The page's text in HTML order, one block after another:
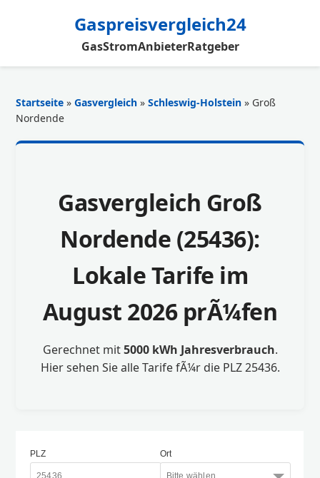
Gaspreisvergleich24
GasStromAnbieterRatgeber
Startseite »Gasvergleich »Schleswig-Holstein » Groß
Nordende
Gasvergleich Groß
Nordende (25436):
Lokale Tarife im
August 2026 prÃ¼fen
Gerechnet mit5000 kWh Jahresverbrauch.
Hier sehen Sie alle Tarife fÃ¼r die PLZ 25436.